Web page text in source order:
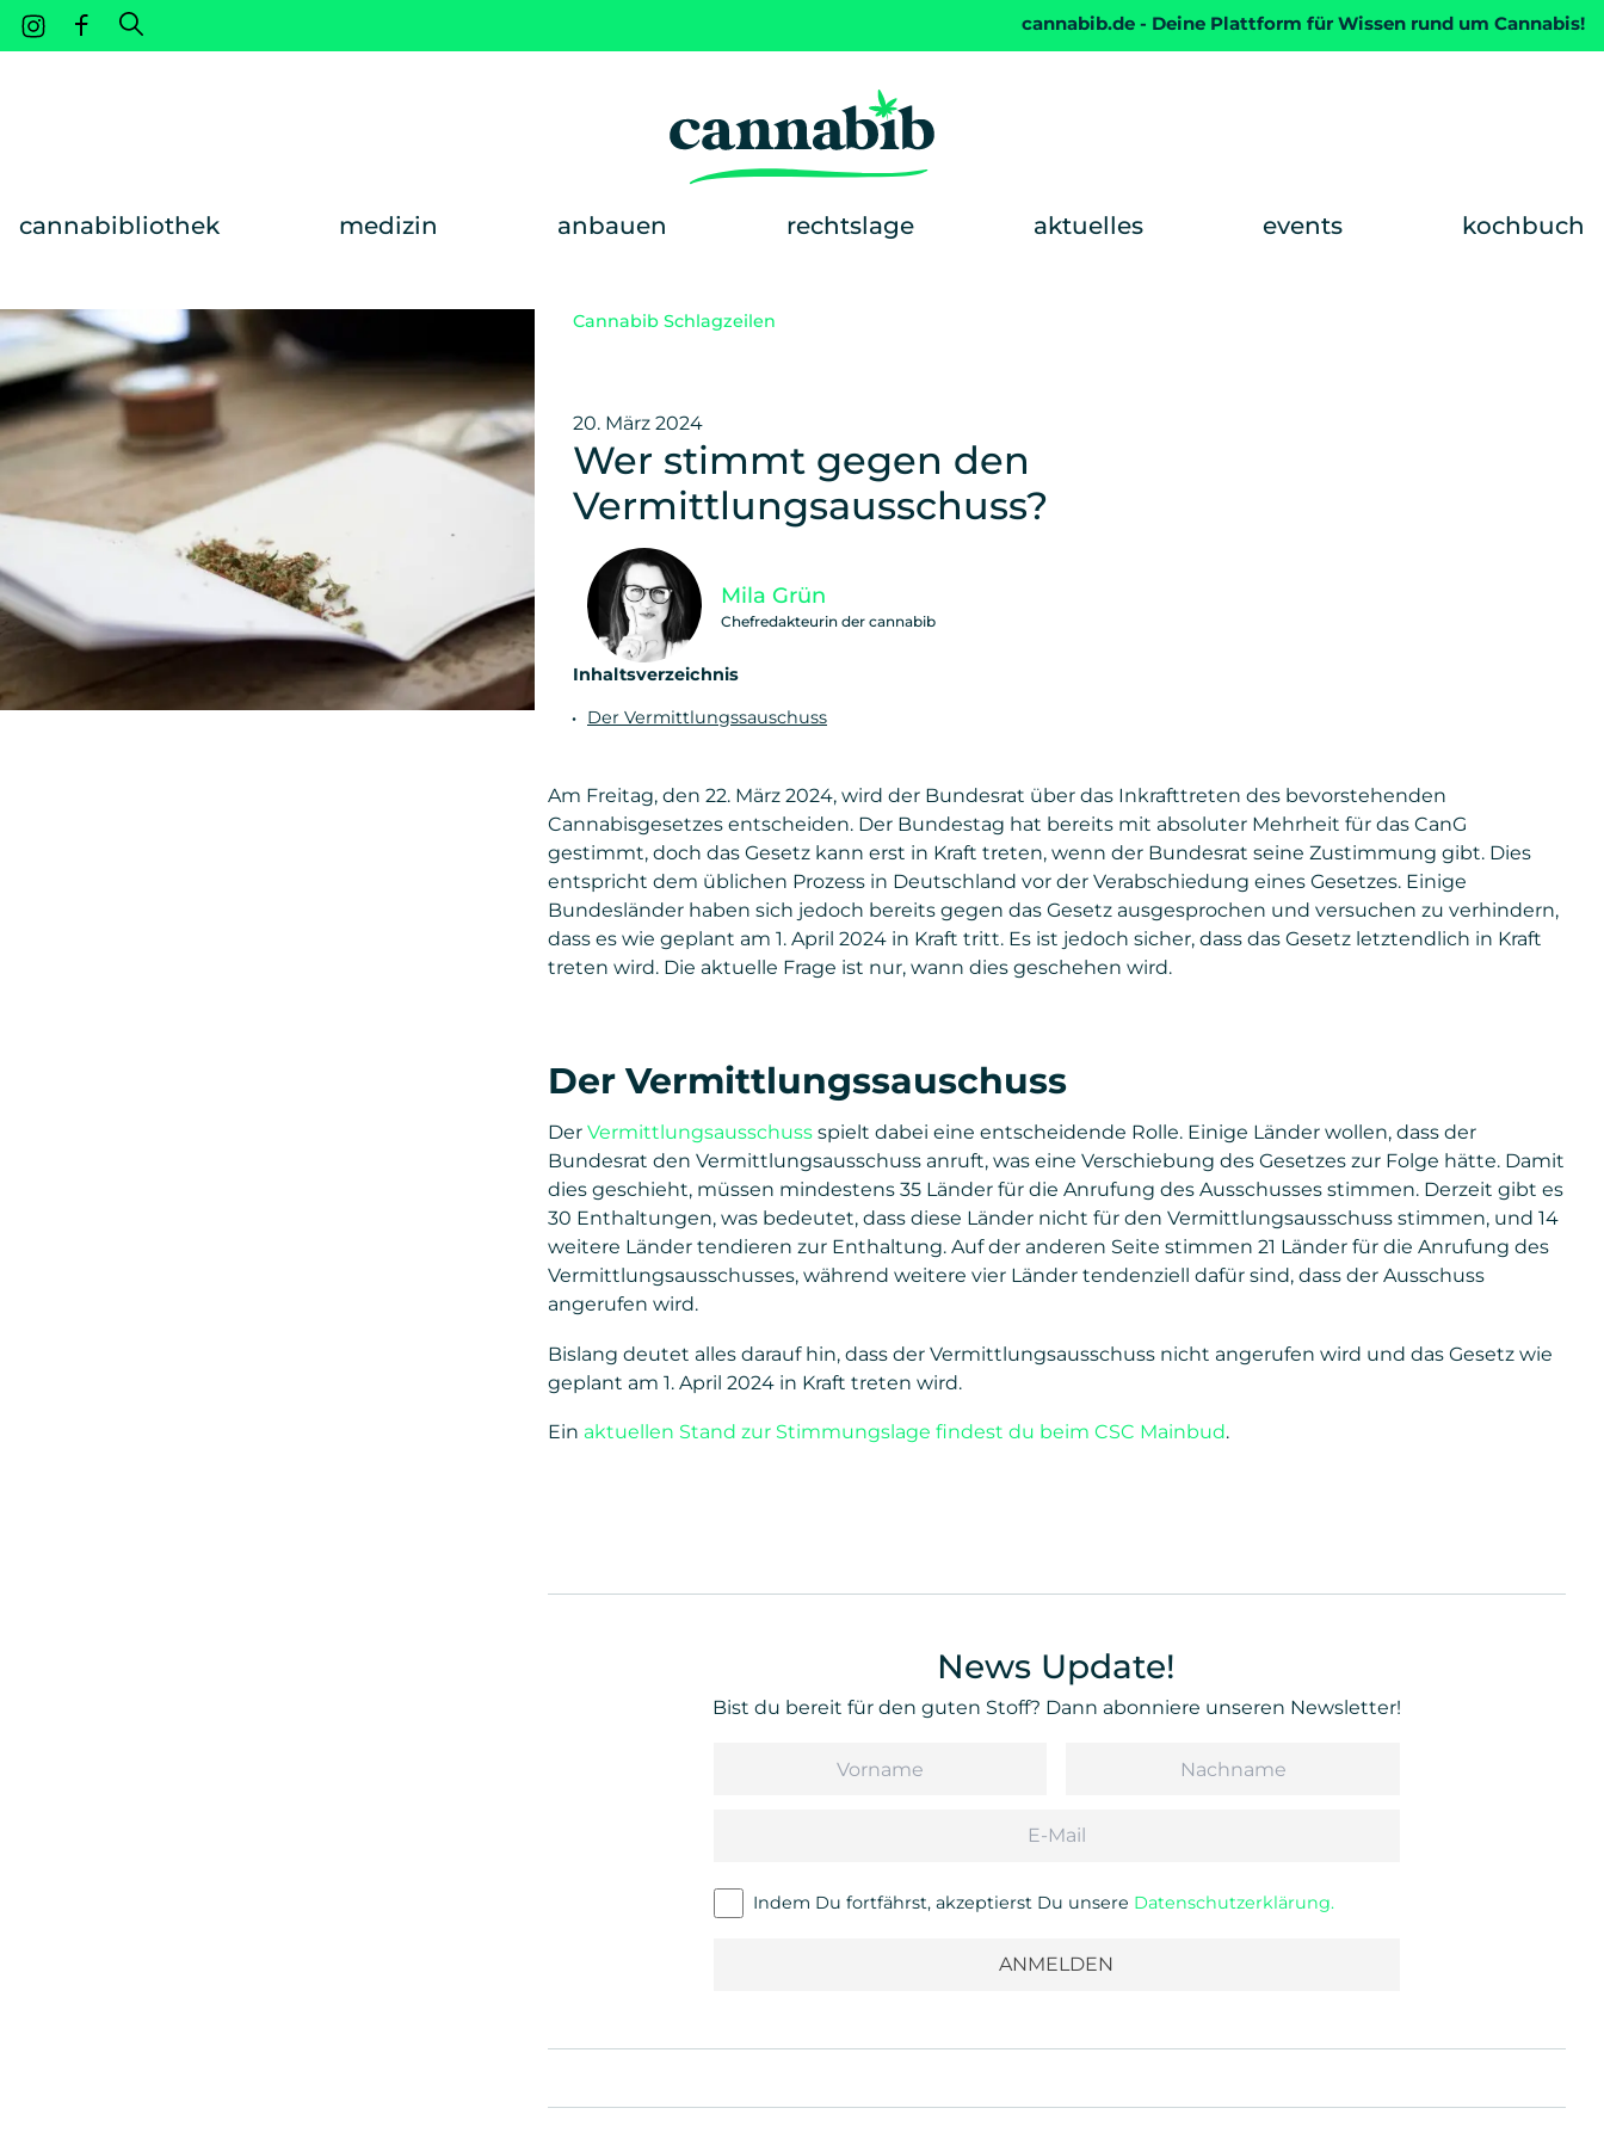
Weiter zum Inhalt cannabib.de - Deine Plattform für Wissen rund um Cannabis!
cannabibliothek medizin anbauen rechtslage aktuelles events kochbuch
Cannabib Schlagzeilen
20. März 2024
Wer stimmt gegen den
Vermittlungsausschuss?
Inhaltsverzeichnis
Der Vermittlungssauschuss
Mila Grün
Chefredakteurin der cannabib
Am Freitag, den 22. März 2024, wird der Bundesrat über das Inkrafttreten des bevorstehenden
Cannabisgesetzes entscheiden. Der Bundestag hat bereits mit absoluter Mehrheit für das CanG
gestimmt, doch das Gesetz kann erst in Kraft treten, wenn der Bundesrat seine Zustimmung gibt. Dies
entspricht dem üblichen Prozess in Deutschland vor der Verabschiedung eines Gesetzes. Einige
Bundesländer haben sich jedoch bereits gegen das Gesetz ausgesprochen und versuchen zu verhindern,
dass es wie geplant am 1. April 2024 in Kraft tritt. Es ist jedoch sicher, dass das Gesetz letztendlich in Kraft
treten wird. Die aktuelle Frage ist nur, wann dies geschehen wird.
Der Vermittlungssauschuss
Der Vermittlungsausschussspielt dabei eine entscheidende Rolle. Einige Länder wollen, dass der
Bundesrat den Vermittlungsausschuss anruft, was eine Verschiebung des Gesetzes zur Folge hätte. Damit
dies geschieht, müssen mindestens 35 Länder für die Anrufung des Ausschusses stimmen. Derzeit gibt es
30 Enthaltungen, was bedeutet, dass diese Länder nicht für den Vermittlungsausschuss stimmen, und 14
weitere Länder tendieren zur Enthaltung. Auf der anderen Seite stimmen 21 Länder für die Anrufung des
Vermittlungsausschusses, während weitere vier Länder tendenziell dafür sind, dass der Ausschuss
angerufen wird.
Bislang deutet alles darauf hin, dass der Vermittlungsausschuss nicht angerufen wird und das Gesetz wie
geplant am 1. April 2024 in Kraft treten wird.
Ein aktuellen Stand zur Stimmungslage findest du beim CSC Mainbud.
News Update!
Bist du bereit für den guten Stoff? Dann abonniere unseren Newsletter!
Indem Du fortfährst, akzeptierst Du unsere Datenschutzerklärung.